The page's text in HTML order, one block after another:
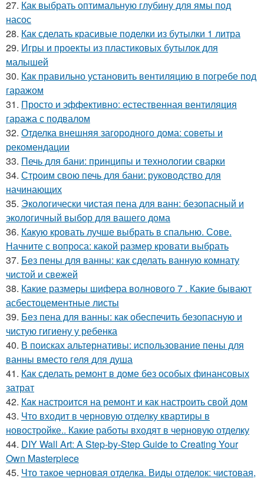
27. Как выбрать оптимальную глубину для ямы под
насос
28. Как сделать красивые поделки из бутылки 1 литра
29. Игры и проекты из пластиковых бутылок для
малышей
30. Как правильно установить вентиляцию в погребе под
гаражом
31. Просто и эффективно: естественная вентиляция
гаража с подвалом
32. Отделка внешняя загородного дома: советы и
рекомендации
33. Печь для бани: принципы и технологии сварки
34. Строим свою печь для бани: руководство для
начинающих
35. Экологически чистая пена для ванн: безопасный и
экологичный выбор для вашего дома
36. Какую кровать лучше выбрать в спальню. Сове.
Начните с вопроса: какой размер кровати выбрать
37. Без пены для ванны: как сделать ванную комнату
чистой и свежей
38. Какие размеры шифера волнового 7 . Какие бывают
асбестоцементные листы
39. Без пена для ванны: как обеспечить безопасную и
чистую гигиену у ребенка
40. В поисках альтернативы: использование пены для
ванны вместо геля для душа
41. Как сделать ремонт в доме без особых финансовых
затрат
42. Как настроится на ремонт и как настроить свой дом
43. Что входит в черновую отделку квартиры в
новостройке.. Какие работы входят в черновую отделку
44. DIY Wall Art: A Step-by-Step Guide to Creating Your
Own Masterpiece
45. Что такое черновая отделка. Виды отделок: чистовая,